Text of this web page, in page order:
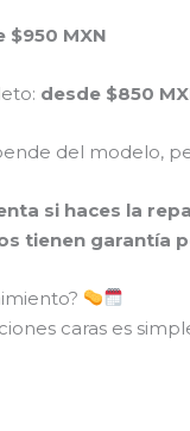
$950 MXN
desde $850
del modelo,
si haces la
tienen garantía
caras es